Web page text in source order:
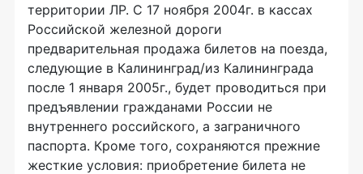
территории ЛР. С 17 ноября 2004г. в кассах
Российской железной дороги
предварительная продажа билетов на поезда,
следующие в Калининград/из Калининграда
после 1 января 2005г., будет проводиться при
предъявлении гражданами России не
внутреннего российского, а заграничного
паспорта. Кроме того, сохраняются прежние
жесткие условия: приобретение билета не